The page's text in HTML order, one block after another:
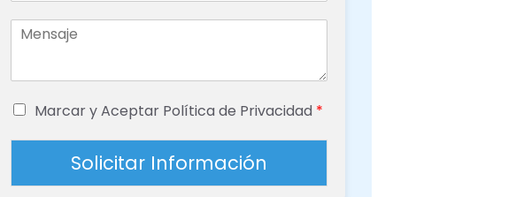
Marcar y Aceptar Política de Privacidad *
Solicitar Información